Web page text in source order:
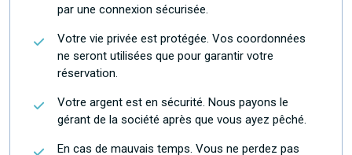
par une connexion sécurisée.
Votre vie privée est protégée. Vos coordonnées
ne seront utilisées que pour garantir votre
réservation.
Votre argent est en sécurité. Nous payons le
gérant de la société après que vous ayez pêché.
En cas de mauvais temps. Vous ne perdez pas